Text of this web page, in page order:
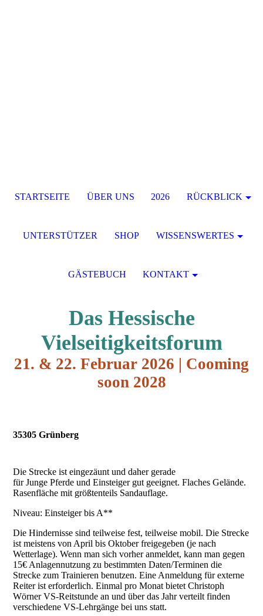
Das Hessische
Vielseitigkeitsforum
21. & 22. Februar 2026 | Cooming
soon 2028
35305 Grünberg
Die Strecke ist eingezäunt und daher gerade
für Junge Pferde und Einsteiger gut geeignet. Flaches Gelände.
Rasenfläche mit größtenteils Sandauflage.
Niveau: Einsteiger bis A**
Die Hindernisse sind teilweise fest, teilweise mobil. Die Strecke
ist meistens von April bis Oktober freigegeben (je nach
Wetterlage). Wenn man sich vorher anmeldet, kann man gegen
15€ Anlagennutzung zu bestimmten Daten/Terminen die
Strecke zum Trainieren benutzen. Eine Anmeldung für externe
Reiter ist erforderlich. Einmal pro Monat bietet Christoph
Wörner VS-Reitstunde an und über das Jahr verteilt finden
verschiedene VS-Lehrgänge bei uns statt.
STARTSEITE ÜBER UNS 2026 RÜCKBLICK
UNTERSTÜTZER SHOP WISSENSWERTES
GÄSTEBUCH KONTAKT